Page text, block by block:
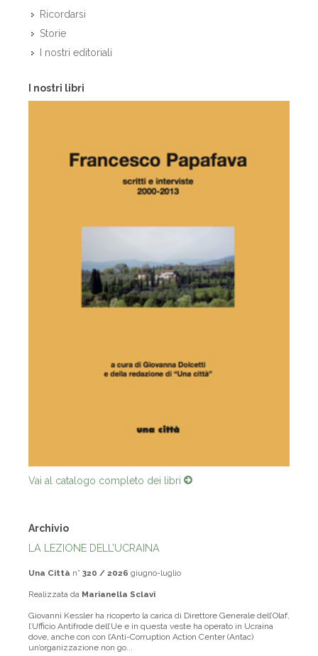
Ricordarsi
Storie
I nostri editoriali
I nostri libri
Vai al catalogo completo dei libri
Archivio
LA LEZIONE DELL’UCRAINA
Una Città n° 320 / 2026 giugno-luglio
Realizzata da Marianella Sclavi
Giovanni Kessler ha ricoperto la carica di Direttore Generale dell’Olaf,
l’Ufficio Antifrode dell’Ue e in questa veste ha operato in Ucraina
dove, anche con con l’Anti-Corruption Action Center (Antac)
un’organizzazione non go...